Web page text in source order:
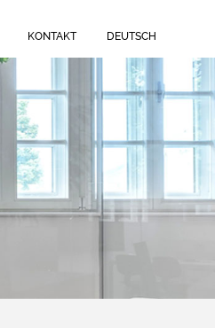
KONTAKT DEUTSCH